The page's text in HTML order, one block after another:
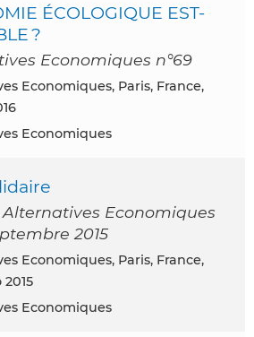
ÉCOLOGIQUE EST-
?
Economiques n°69
Economiques
Alternatives Economiques
2015
Economiques